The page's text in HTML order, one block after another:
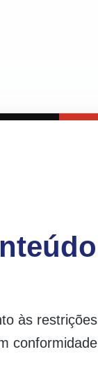
às restrições
conformidade